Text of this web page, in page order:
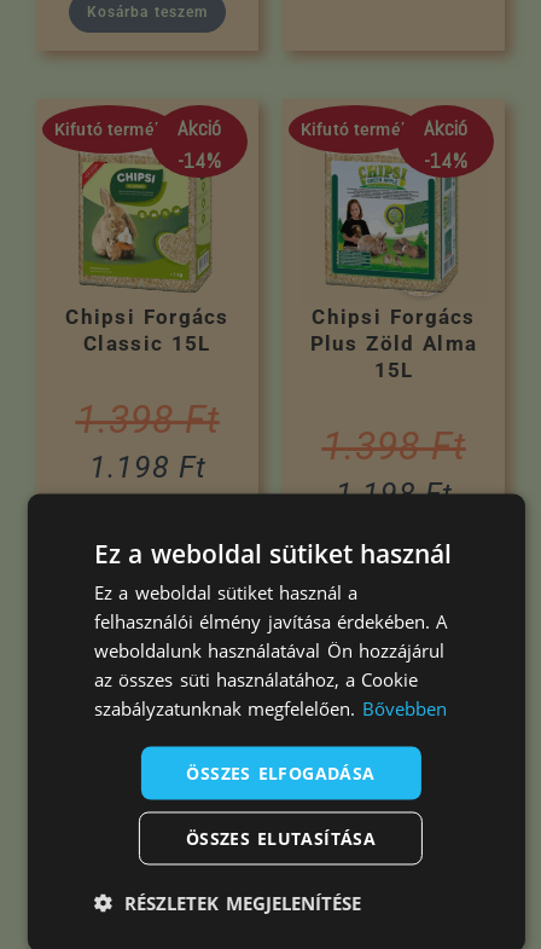
Kosárba teszem
Kifutó termék
Akció
-14%
Chipsi Forgács
Classic 15L
1.398Ft
1.198 Ft
Kifutó termék
Akció
-14%
Chipsi Forgács
Plus Zöld Alma
15L
1.398Ft
1.198Ft
Kosárba teszem
Kifutó termék
Akció
-9%
Chipsi Kukorica
Pro almás
Ez a weboldal sütiket használ
Ez a weboldal sütiket használ a
felhasználói élmény javítása érdekében. A
weboldalunk használatával Ön hozzájárul
az összes süti használatához, a Cookie
szabályzatunknak megfelelően. Bővebben
ÖSSZES ELFOGADÁSA
ÖSSZES ELUTASÍTÁSA
RÉSZLETEK MEGJELENÍTÉSE